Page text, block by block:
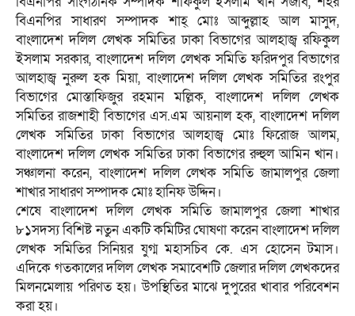
বিএনপির সাধারণ সম্পাদক শাহ্ মোঃ আব্দুল্লাহ আল মাসুদ,
বাংলাদেশ দলিল লেখক সমিতির ঢাকা বিভাগের আলহাজ্ব রফিকুল
ইসলাম সরকার, বাংলাদেশ দলিল লেখক সমিতি ফরিদপুর বিভাগের
আলহাজ্ব নুরুল হক মিয়া, বাংলাদেশ দলিল লেখক সমিতির রংপুর
বিভাগের মোস্তাফিজুর রহমান মল্লিক, বাংলাদেশ দলিল লেখক
সমিতির রাজশাহী বিভাগের এস.এম আয়নাল হক, বাংলাদেশ দলিল
লেখক সমিতির ঢাকা বিভাগের আলহাজ্ব মোঃ ফিরোজ আলম,
বাংলাদেশ দলিল লেখক সমিতির ঢাকা বিভাগের রুহুল আমিন খান।
সঞ্চালনা করেন, বাংলাদেশ দলিল লেখক সমিতি জামালপুর জেলা
শাখার সাধারণ সম্পাদক মোঃ হানিফ উদ্দিন।
শেষে বাংলাদেশ দলিল লেখক সমিতি জামালপুর জেলা শাখার
৮১সদস্য বিশিষ্ট নতুন একটি কমিটির ঘোষণা করেন বাংলাদেশ দলিল
লেখক সমিতির সিনিয়র যুগ্ম মহাসচিব কে. এস হোসেন টমাস।
এদিকে গতকালের দলিল লেখক সমাবেশটি জেলার দলিল লেখকদের
মিলনমেলায় পরিণত হয়। উপস্থিতির মাঝে দুপুরের খাবার পরিবেশন
করা হয়।